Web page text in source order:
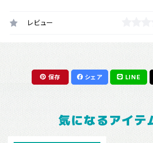
レビュー
保存 シェア LINE
気になるアイテ